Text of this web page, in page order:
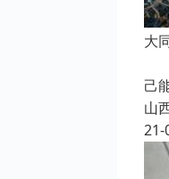
大
己
山
21-